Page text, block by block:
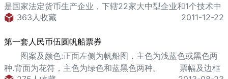
是国家法定货币生产企业，下辖22家大中型企业和1个技术中
心，从事印钞、造币、钞票纸、银行信用卡的研制生产、印钞
专用发票、有价证券、银行专用票据、高级防伪证书等安全印
务方面的生产经营活动。由中国人民银行直
接"http://www.collectrmb.com" target="_blank">
363人收藏 2011-12-22
第一套人民币伍圆帆船票券
图案及颜色:正面左侧为帆船图，主色为浅蓝色或黑色两
种.背面为花符，主色为绿色和蓝黑色两种。 票幅及边框